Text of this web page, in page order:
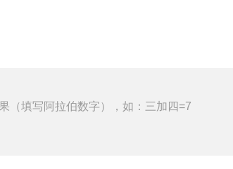
（填写阿拉伯数字），如：三加四=7